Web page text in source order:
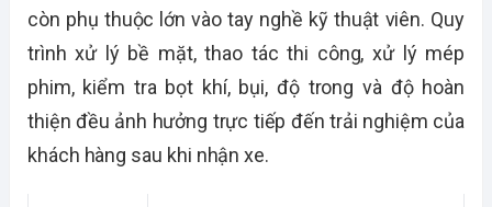
còn phụ thuộc lớn vào tay nghề kỹ thuật viên. Quy
trình xử lý bề mặt, thao tác thi công, xử lý mép
phim, kiểm tra bọt khí, bụi, độ trong và độ hoàn
thiện đều ảnh hưởng trực tiếp đến trải nghiệm của
khách hàng sau khi nhận xe.